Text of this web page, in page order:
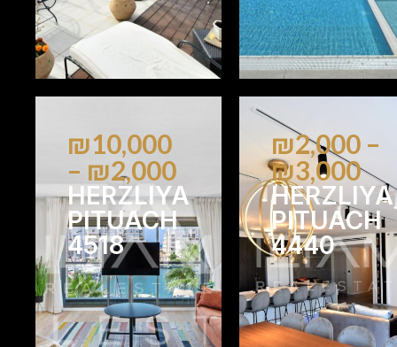
₪10,000
– ₪2,000
HERZLIYA
PITUACH
4518
2 2
₪2,000 –
₪3,000
HERZLIYA
PITUACH
4440
3 3